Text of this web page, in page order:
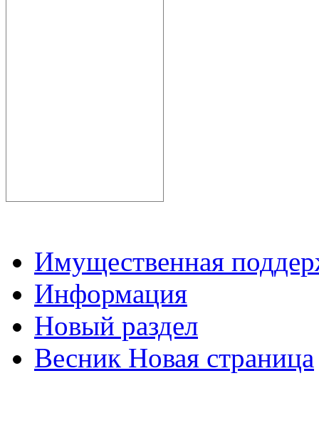
Имущественная
Информация
Новый раздел
Весник Новая страница